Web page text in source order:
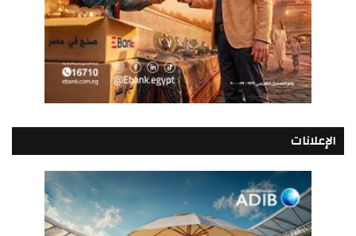
الإعلانات